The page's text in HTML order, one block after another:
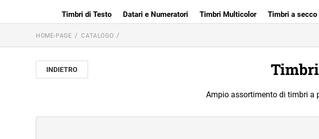
Timbri di Testo Datari e Numeratori Timbri Multicolor Timbri a secco
HOME-PAGE CATALOGO
INDIETRO
Ampio assortimento di timbri a